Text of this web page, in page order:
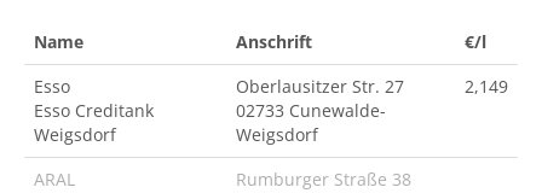
Name Anschrift
€/l
Esso
Esso Creditank
Weigsdorf
Oberlausitzer Str. 27
02733 Cunewalde-
Weigsdorf
2,149
ARAL
Rumburger Straße 38